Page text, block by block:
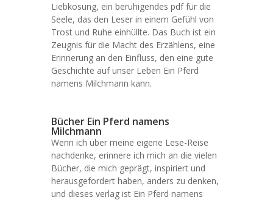
Liebkosung, ein beruhigendes pdf für die
Seele, das den Leser in einem Gefühl von
Trost und Ruhe einhüllte. Das Buch ist ein
Zeugnis für die Macht des Erzählens, eine
Erinnerung an den Einfluss, den eine gute
Geschichte auf unser Leben Ein Pferd
namens Milchmann kann.
Bücher Ein Pferd namens
Milchmann
Wenn ich über meine eigene Lese-Reise
nachdenke, erinnere ich mich an die vielen
Bücher, die mich geprägt, inspiriert und
herausgefordert haben, anders zu denken,
und dieses verlag ist Ein Pferd namens